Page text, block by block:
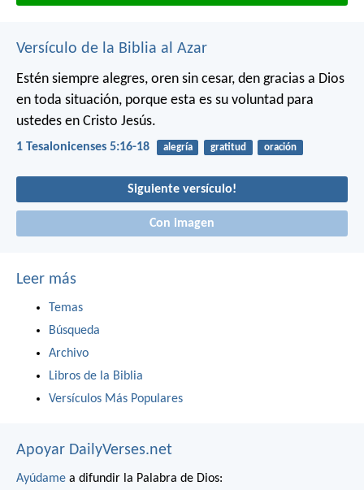
Versículo de la Biblia al Azar
Estén siempre alegres, oren sin cesar, den gracias a Dios
en toda situación, porque esta es su voluntad para
ustedes en Cristo Jesús.
1 Tesalonicenses 5:16-18 alegría gratitud oración
Siguiente versículo!
Con imagen
Leer más
Temas
Búsqueda
Archivo
Libros de la Biblia
Versículos Más Populares
Apoyar DailyVerses.net
Ayúdame a difundir la Palabra de Dios: